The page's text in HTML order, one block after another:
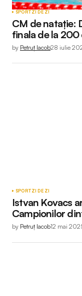
SPORTZI DE ZI
CM de natație:
finala de la
by Petruț Iacob28 iulie
SPORTZI DE ZI
Istvan Kovacs
Campionilor
by Petruț Iacob12 mai